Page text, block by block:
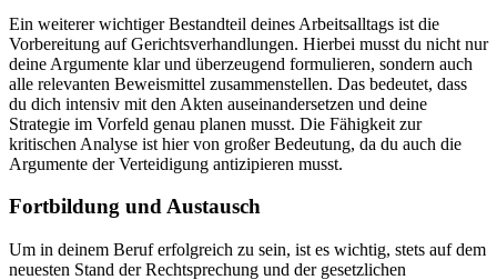
Ein weiterer wichtiger Bestandteil deines Arbeitsalltags ist die
Vorbereitung auf Gerichtsverhandlungen. Hierbei musst du nicht nur
deine Argumente klar und überzeugend formulieren, sondern auch
alle relevanten Beweismittel zusammenstellen. Das bedeutet, dass
du dich intensiv mit den Akten auseinandersetzen und deine
Strategie im Vorfeld genau planen musst. Die Fähigkeit zur
kritischen Analyse ist hier von großer Bedeutung, da du auch die
Argumente der Verteidigung antizipieren musst.
Fortbildung und Austausch
Um in deinem Beruf erfolgreich zu sein, ist es wichtig, stets auf dem
neuesten Stand der Rechtsprechung und der gesetzlichen